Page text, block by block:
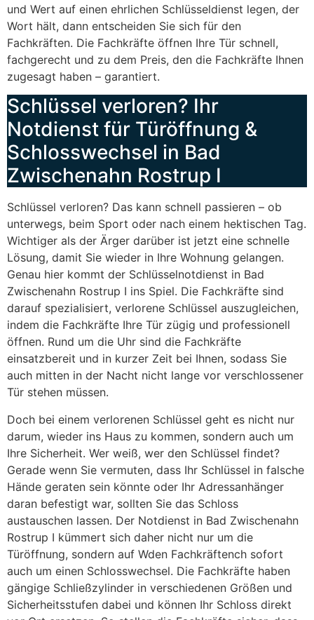
und Wert auf einen ehrlichen Schlüsseldienst legen, der
Wort hält, dann entscheiden Sie sich für den
Fachkräften. Die Fachkräfte öffnen Ihre Tür schnell,
fachgerecht und zu dem Preis, den die Fachkräfte Ihnen
zugesagt haben – garantiert.
Schlüssel verloren? Ihr
Notdienst für Türöffnung &
Schlosswechsel in Bad
Zwischenahn Rostrup I
Schlüssel verloren? Das kann schnell passieren – ob
unterwegs, beim Sport oder nach einem hektischen Tag.
Wichtiger als der Ärger darüber ist jetzt eine schnelle
Lösung, damit Sie wieder in Ihre Wohnung gelangen.
Genau hier kommt der Schlüsselnotdienst in Bad
Zwischenahn Rostrup I ins Spiel. Die Fachkräfte sind
darauf spezialisiert, verlorene Schlüssel auszugleichen,
indem die Fachkräfte Ihre Tür zügig und professionell
öffnen. Rund um die Uhr sind die Fachkräfte
einsatzbereit und in kurzer Zeit bei Ihnen, sodass Sie
auch mitten in der Nacht nicht lange vor verschlossener
Tür stehen müssen.
Doch bei einem verlorenen Schlüssel geht es nicht nur
darum, wieder ins Haus zu kommen, sondern auch um
Ihre Sicherheit. Wer weiß, wer den Schlüssel findet?
Gerade wenn Sie vermuten, dass Ihr Schlüssel in falsche
Hände geraten sein könnte oder Ihr Adressanhänger
daran befestigt war, sollten Sie das Schloss
austauschen lassen. Der Notdienst in Bad Zwischenahn
Rostrup I kümmert sich daher nicht nur um die
Türöffnung, sondern auf Wden Fachkräftench sofort
auch um einen Schlosswechsel. Die Fachkräfte haben
gängige Schließzylinder in verschiedenen Größen und
Sicherheitsstufen dabei und können Ihr Schloss direkt